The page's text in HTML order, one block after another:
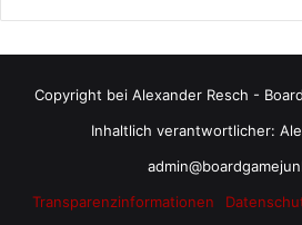
Copyright bei Alexander Resch -
Inhaltlich verantwortlicher:
Transparenzinformationen